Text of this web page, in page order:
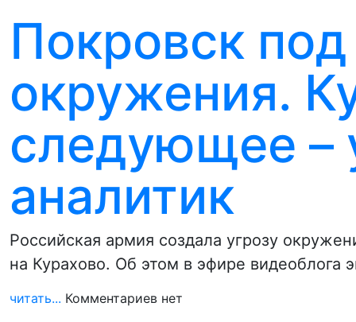
Покровск
окружения.
следующее –
аналитик
Российская армия создала угрозу
на Курахово. Об этом в эфире видеоблога
читать... Комментариев нет